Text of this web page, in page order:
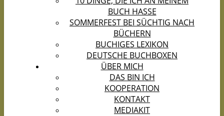
BUCH HASSE
SOMMERFEST BEI SÜCHTIG NACH
BÜCHERN
BUCHIGES LEXIKON
DEUTSCHE BUCHBOXEN
ÜBER MICH
DAS BIN ICH
KOOPERATION
KONTAKT
MEDIAKIT